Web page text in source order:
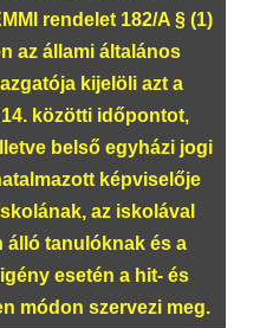
rendelet 182/A § (1)
az állami általános
kijelöli azt a
közötti időpontot,
belső egyházi jogi
képviselője
az iskolával
tanulóknak és a
esetén a hit- és
módon szervezi meg.